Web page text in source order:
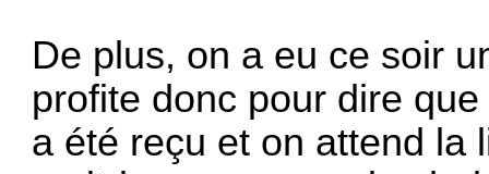
De plus, on a eu ce soir
profite donc pour dire
a été reçu et on attend la